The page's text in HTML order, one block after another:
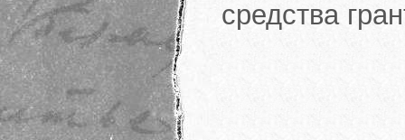
средства